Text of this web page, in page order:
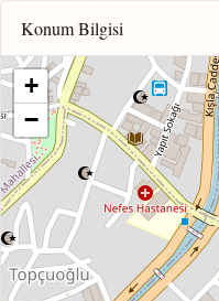
Konum Bilgisi
+
−